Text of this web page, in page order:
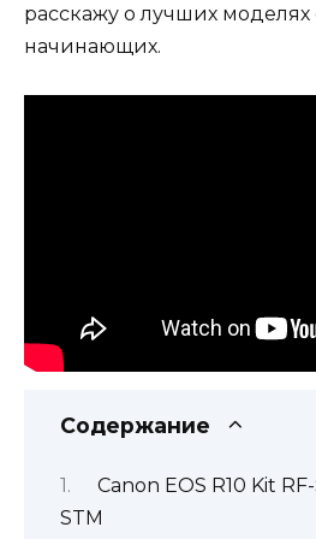
расскажу о лучших моделях
начинающих.
Содержание
Canon EOS R10 Kit
STM